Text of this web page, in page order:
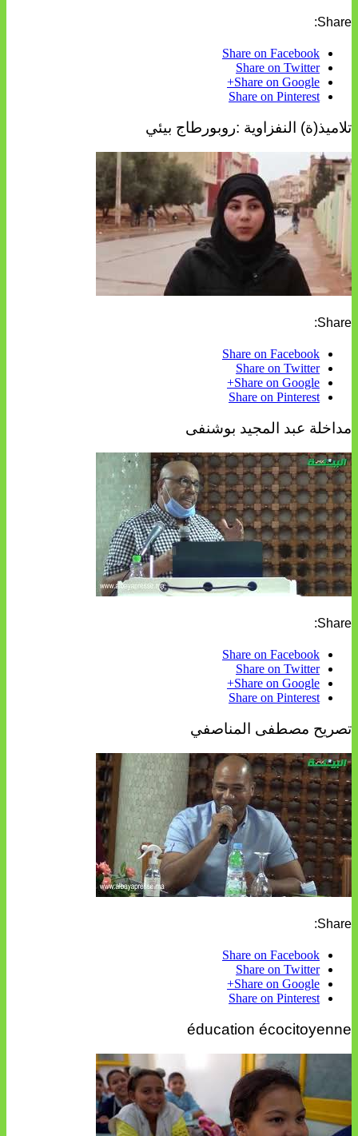
Share:
Share on Facebook
Share on Twitter
Share on Google+
Share on Pinterest
تلاميذ(ة) النفزاوية :روبورطاج بيئي
Share:
Share on Facebook
Share on Twitter
Share on Google+
Share on Pinterest
مداخلة عبد المجيد بوشنفى
Share:
Share on Facebook
Share on Twitter
Share on Google+
Share on Pinterest
تصريح مصطفى المناصفي
Share:
Share on Facebook
Share on Twitter
Share on Google+
Share on Pinterest
éducation écocitoyenne